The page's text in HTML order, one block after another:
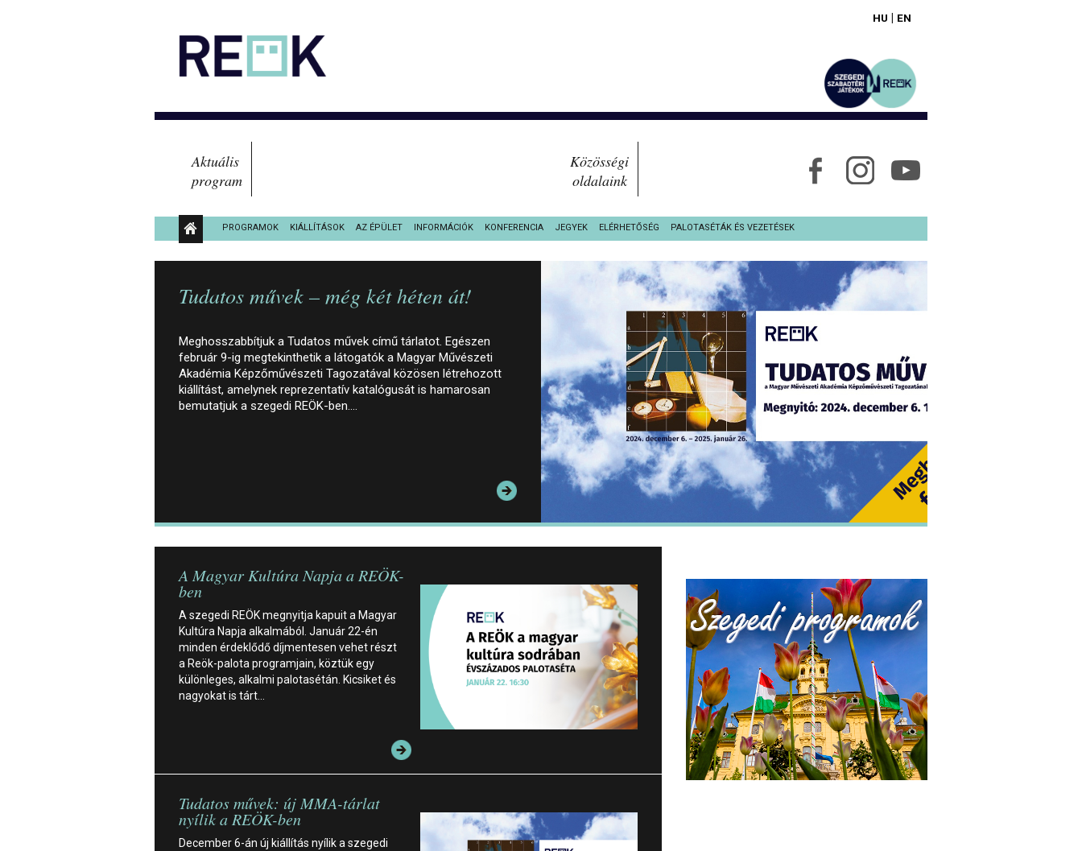
Aktuális
program
Közösségi
oldalaink
HU | EN
PROGRAMOK KIÁLLÍTÁSOK AZ ÉPÜLET INFORMÁCIÓK KONFERENCIA JEGYEK ELÉRHETŐSÉG PALOTASÉTÁK ÉS VEZETÉSEK
KÖZÉRDEKŰ ADATOK
Tudatos művek – még két héten át!
Meghosszabbítjuk a Tudatos művek című tárlatot. Egészen
február 9-ig megtekinthetik a látogatók a Magyar Művészeti
Akadémia Képzőművészeti Tagozatával közösen létrehozott
kiállítást, amelynek reprezentatív katalógusát is hamarosan
bemutatjuk a szegedi REÖK-ben.…
A Magyar Kultúra Napja a REÖK-
ben
A szegedi REÖK megnyitja kapuit a Magyar
Kultúra Napja alkalmából. Január 22-én
minden érdeklődő díjmentesen vehet részt
a Reök-palota programjain, köztük egy
különleges, alkalmi palotasétán. Kicsiket és
nagyokat is tárt…
Tudatos művek: új MMA-tárlat
nyílik a REÖK-ben
December 6-án új kiállítás nyílik a szegedi